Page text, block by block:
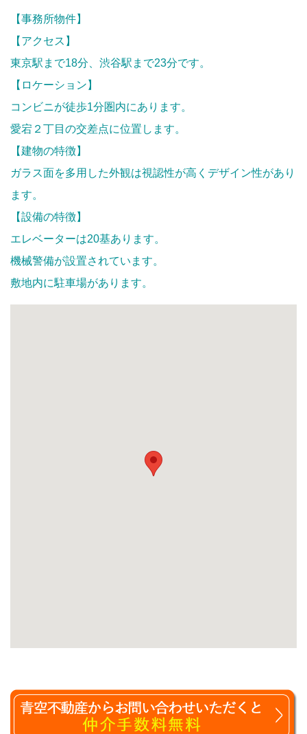
【事務所物件】
【アクセス】
東京駅まで18分、渋谷駅まで23分です。
【ロケーション】
コンビニが徒歩1分圏内にあります。
愛宕２丁目の交差点に位置します。
【建物の特徴】
ガラス面を多用した外観は視認性が高くデザイン性があり
ます。
【設備の特徴】
エレベーターは20基あります。
機械警備が設置されています。
敷地内に駐車場があります。